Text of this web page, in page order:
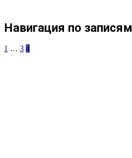
Навигация по записям
1 … 3 4